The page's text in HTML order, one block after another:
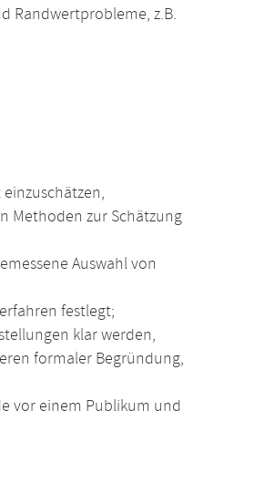
Randwertprobleme, z.B.
Methoden zur Schätzung
Auswahl von
festlegt;
klar werden,
formaler Begründung,
vor einem Publikum und